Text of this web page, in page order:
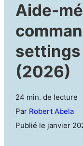
Aide-
(2026)
24 min. de lecture
Par Robert Abela
Publié le janvier